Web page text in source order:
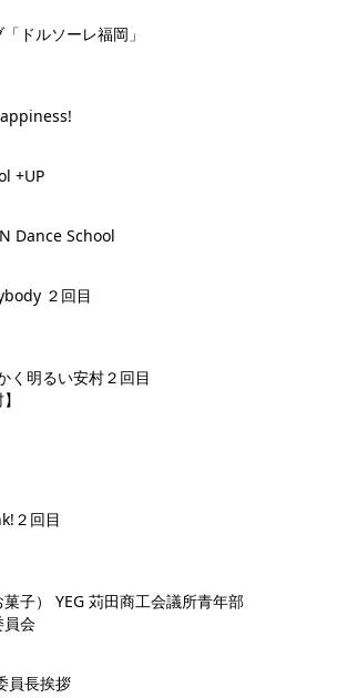
ドルソーレ福岡」
+UP
Dance School
２回目
く明るい安村２回目
２回目
子） YEG 苅田商工会議所青年部
員会
員長挨拶